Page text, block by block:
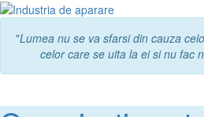
"Lumea nu se va sfarsi din cauza
celor care se uita la ei si nu fac